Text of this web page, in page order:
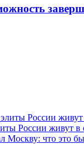
России живут
Москву: что это